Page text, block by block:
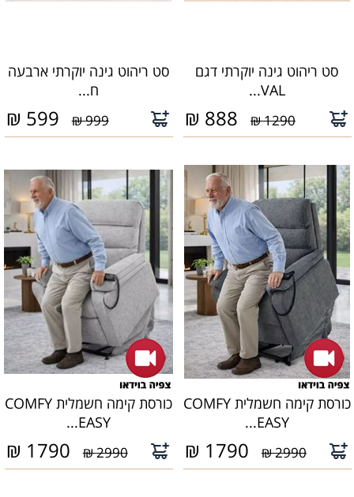
סט ריהוט גינה יוקרתי דגם
VAL...
1290 ₪
888
₪
סט ריהוט גינה יוקרתי ארבעה
ח...
999 ₪
599
₪
כורסת קימה חשמלית COMFY
EASY...
2990 ₪
1790
₪
כורסת קימה חשמלית COMFY
EASY...
2990 ₪
1790
₪